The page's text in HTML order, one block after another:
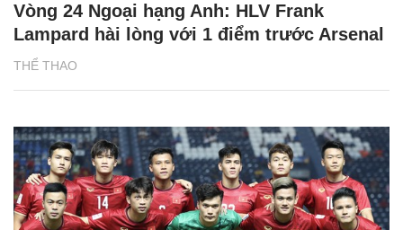
THỂ THAO
Vòng 24 Ngoại hạng Anh: HLV Frank
Lampard hài lòng với 1 điểm trước Arsenal